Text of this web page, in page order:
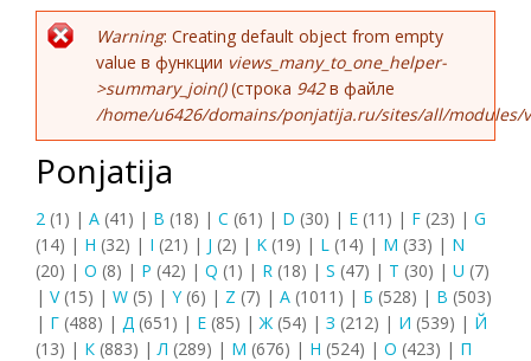
Сообщение об ошибке
Warning: Creating default object from empty
value в функции views_many_to_one_helper-
>summary_join()(строка 942в файле
/home/u6426/domains/ponjatija.ru/sites/all/modules/
Ponjatija
2 (1) | A (41) | B (18) | C (61) | D (30) | E (11) | F (23) | G
(14) | H (32) | I (21) | J (2) | K (19) | L (14) | M (33) | N
(20) | O (8) | P (42) | Q (1) | R (18) | S (47) | T (30) | U (7)
| V(15) | W (5) | Y(6) | Z (7) | А (1011) | Б (528) | В (503)
| Г (488) | Д (651) | Е (85) | Ж (54) | З (212) | И (539) | Й
(13) | К (883) | Л (289) | М (676) | Н (524) | О (423) | П